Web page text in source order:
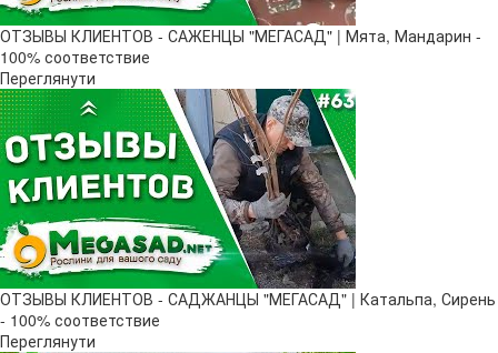
ОТЗЫВЫ КЛИЕНТОВ - САЖЕНЦЫ "МЕГАСАД" | Мята, Мандарин -
100% соответствие
Переглянути
ОТЗЫВЫ КЛИЕНТОВ - САДЖАНЦЫ "МЕГАСАД" | Катальпа, Сирень
- 100% соответствие
Переглянути